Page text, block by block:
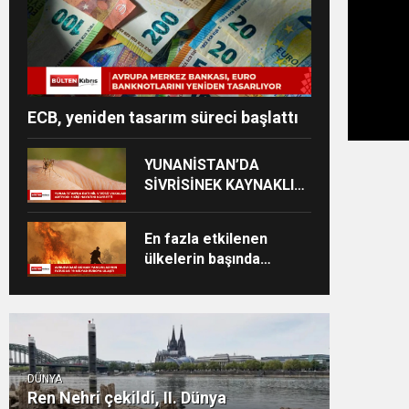
ECB, yeniden tasarım süreci başlattı
YUNANİSTAN’DA
SİVRİSİNEK KAYNAKLI
En fazla etkilenen
ülkelerin başında
geliyor
DÜNYA
Ren Nehri çekildi, II. Dünya